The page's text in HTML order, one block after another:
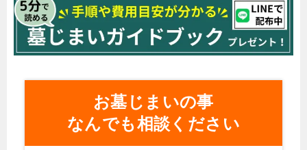
お墓じまいの事
なんでも相談ください